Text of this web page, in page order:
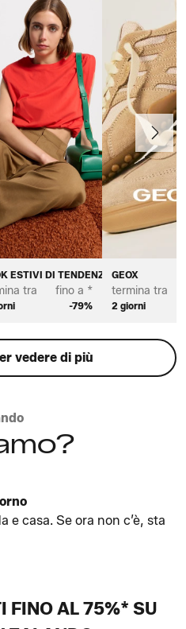
DA DONNA
ESTIVI DI TENDENZA DA DONNA
tra fino a *
-79%
GEOX
termina tra
2 giorni
Avanti
vedere di più
e casa. Se ora non c’è, sta
FINO AL 75%* SU